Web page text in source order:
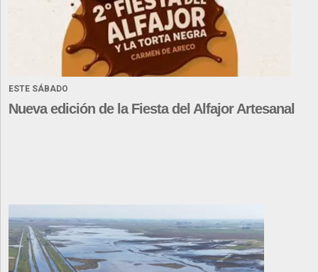
ESTE SÁBADO
Nueva edición de la Fiesta del Alfajor Artesanal